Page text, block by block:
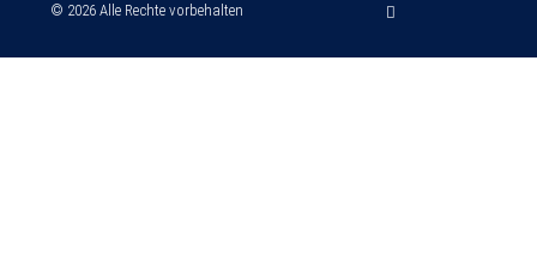
© 2026 Alle Rechte vorbehalten